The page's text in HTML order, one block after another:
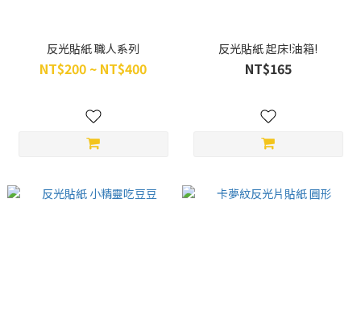
反光貼紙 職人系列
NT$200 ~ NT$400
反光貼紙 起床!油箱!
NT$165